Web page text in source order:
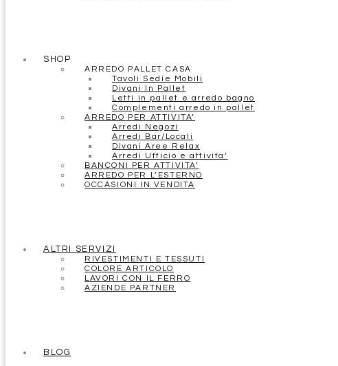
SHOP
ARREDO PALLET CASA
Tavoli Sedie Mobili
Divani In Pallet
Letti in pallet e arredo bagno
Complementi arredo in pallet
ARREDO PER ATTIVITA’
Arredi Negozi
Arredi Bar/Locali
Divani Aree Relax
Arredi Ufficio e attivita’
BANCONI PER ATTIVITA’
ARREDO PER L’ESTERNO
OCCASIONI IN VENDITA
ALTRI SERVIZI
RIVESTIMENTI E TESSUTI
COLORE ARTICOLO
LAVORI CON IL FERRO
AZIENDE PARTNER
BLOG